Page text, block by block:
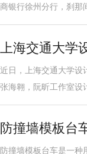
商银行徐州分行，刹那
上海交通大学
近日，上海交通大学设
张海翱，阮昕工作室设
防撞墙模板台
防撞墙模板台车是一